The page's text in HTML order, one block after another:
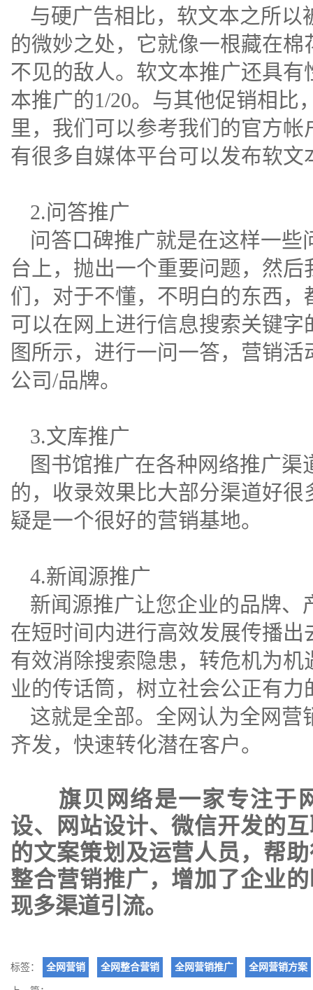
与硬广告相比，软文本之所以
的微妙之处，它就像一根藏在
不见的敌人。软文本推广还具
本推广的1/20。与其他促销相比
里，我们可以参考我们的官方
有很多 自媒体平台可以发布软文
2.问答推广
问答口碑推广就是在这样一
台上，抛出一个重要问题，然
们，对于不懂，不明白的东西
可以在网上进行信息搜索关键
图所示，进行一问一答，营销
公司/品牌。
3.文库推广
图书馆推广在各种网络推广
的，收录效果比大部分渠道好
疑是一个很好的营销基地。
4.新闻源推广
新闻源推广让您企业的品牌
在短时间内进行高效发展传播
有效消除搜索隐患，转危机为
业的传话筒，树立社会公正有力
这就是全部。全网认为全网
齐发，快速转化潜在客户。
旗贝网络是一家专注于
设、 网站设计、微信开发的
的文案策划及运营人员，帮
整合营销推广，增加了企业
现多渠道引流。
标签： 全网营销 全网整合营销 全网营销推广 全网营销方案